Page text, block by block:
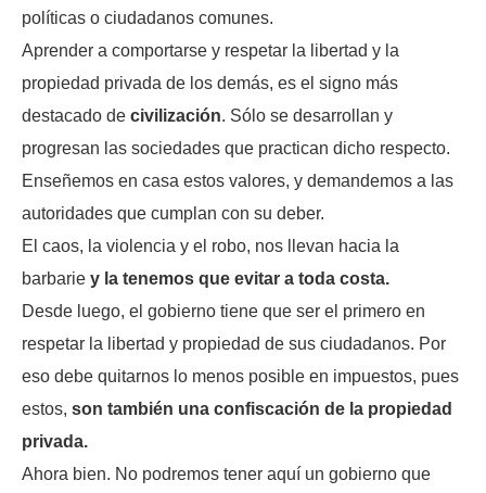
políticas o ciudadanos comunes.
Aprender a comportarse y respetar la libertad y la
propiedad privada de los demás, es el signo más
destacado de civilización. Sólo se desarrollan y
progresan las sociedades que practican dicho respecto.
Enseñemos en casa estos valores, y demandemos a las
autoridades que cumplan con su deber.
El caos, la violencia y el robo, nos llevan hacia la
barbarie y la tenemos que evitar a toda costa.
Desde luego, el gobierno tiene que ser el primero en
respetar la libertad y propiedad de sus ciudadanos. Por
eso debe quitarnos lo menos posible en impuestos, pues
estos, son también una confiscación de la propiedad
privada.
Ahora bien. No podremos tener aquí un gobierno que